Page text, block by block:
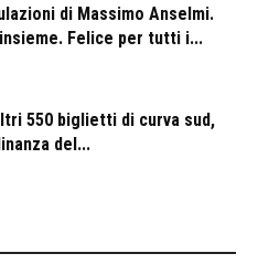
di Massimo Anselmi.
Felice per tutti i...
550 biglietti di curva sud,
del...